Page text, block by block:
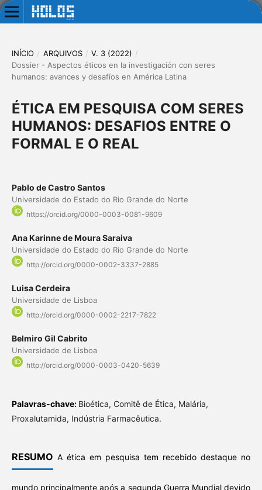
INÍCIO / ARQUIVOS / V. 3 (2022) /
Dossier - Aspectos éticos en la investigación con seres
humanos: avances y desafíos en América Latina
ÉTICA EM PESQUISA COM SERES
HUMANOS: DESAFIOS ENTRE O
FORMAL E O REAL
Pablo de Castro Santos
Universidade do Estado do Rio Grande do Norte
https://orcid.org/0000-0003-0081-9609
Ana Karinne de Moura Saraiva
Universidade do Estado do Rio Grande do Norte
http://orcid.org/0000-0002-3337-2885
Luisa Cerdeira
Universidade de Lisboa
http://orcid.org/0000-0002-2217-7822
Belmiro Gil Cabrito
Universidade de Lisboa
http://orcid.org/0000-0003-0420-5639
Palavras-chave: Bioética, Comitê de Ética, Malária,
Proxalutamida, Indústria Farmacêutica.
RESUMO A ética em pesquisa tem recebido destaque no
mundo principalmente após a segunda Guerra Mundial devido